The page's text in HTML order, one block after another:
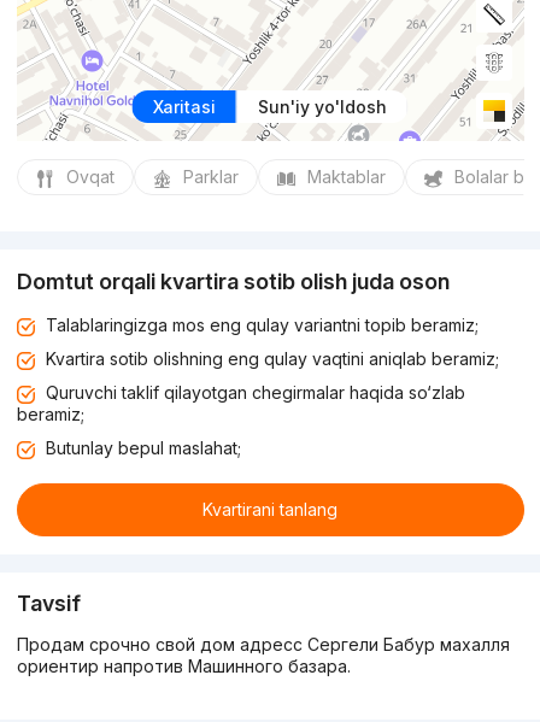
Xaritasi Sun'iy yo'ldosh
Ovqat Parklar Maktablar Bolalar
Domtut orqali kvartira sotib olish juda oson
Talablaringizga mos eng qulay variantni topib beramiz;
Kvartira sotib olishning eng qulay vaqtini aniqlab beramiz;
Quruvchi taklif qilayotgan chegirmalar haqida so‘zlab
beramiz;
Butunlay bepul maslahat;
Kvartirani tanlang
Tavsif
Продам срочно свой дом адресс Сергели Бабур махалля
ориентир напротив Машинного базара.